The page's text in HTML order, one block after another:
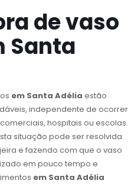
de vaso
Santa
em Santa Adélia estão
independente de ocorrer
hospitais ou escolas.
situação pode ser resolvida
e fazendo com que o vaso
em pouco tempo e
em Santa Adélia